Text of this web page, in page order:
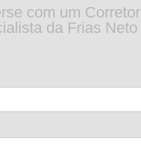
com um Corretor
da Frias Neto